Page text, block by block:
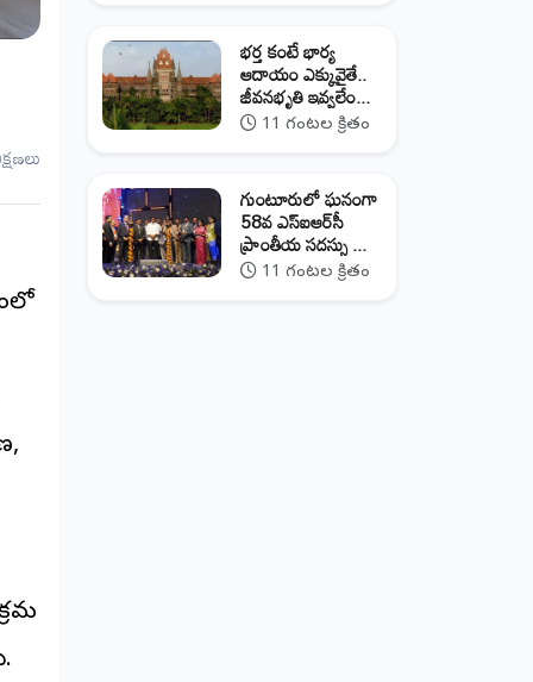
భర్త కంటే భార్య
ఆదాయం ఎక్కువైతే..
జీవనభృతి ఇవ్వలేం...
11 గంటల క్రితం
గుంటూరులో ఘనంగా
58వ ఎస్‌ఐఆర్‌సీ
ప్రాంతీయ సదస్సు ...
11 గంటల క్రితం